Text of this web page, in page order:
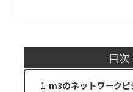
目次
m3のネットワーク